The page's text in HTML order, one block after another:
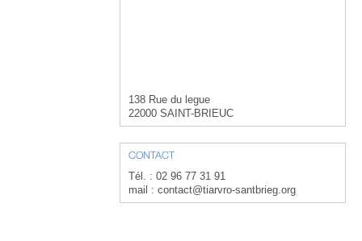
138 Rue du legue
22000 SAINT-BRIEUC
CONTACT
Tél. : 02 96 77 31 91
mail : contact@tiarvro-santbrieg.org